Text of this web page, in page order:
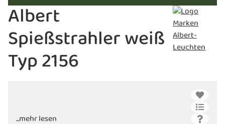
Albert
Spießstrahler weiß
Typ 2156
...mehr lesen